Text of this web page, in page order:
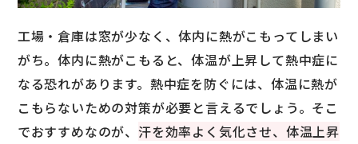
工場・倉庫は窓が少なく、体内に熱がこもってしまい
がち。体内に熱がこもると、体温が上昇して熱中症に
なる恐れがあります。熱中症を防ぐには、体温に熱が
こもらないための対策が必要と言えるでしょう。そこ
でおすすめなのが、汗を効率よく気化させ、体温上昇